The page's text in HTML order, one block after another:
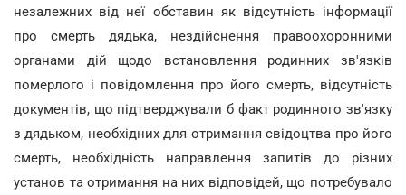
незалежних від неї обставин як відсутність інформації
про смерть дядька, нездійснення правоохоронними
органами дій щодо встановлення родинних зв'язків
померлого і повідомлення про його смерть, відсутність
документів, що підтверджували б факт родинного зв'язку
з дядьком, необхідних для отримання свідоцтва про його
смерть, необхідність направлення запитів до різних
установ та отримання на них відповідей, що потребувало